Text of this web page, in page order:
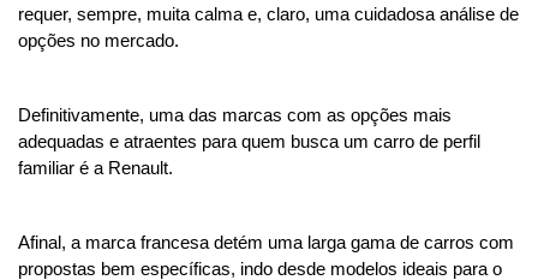
requer, sempre, muita calma e, claro, uma cuidadosa análise de
opções no mercado.
Definitivamente, uma das marcas com as opções mais
adequadas e atraentes para quem busca um carro de perfil
familiar é a Renault.
Afinal, a marca francesa detém uma larga gama de carros com
propostas bem específicas, indo desde modelos ideais para o